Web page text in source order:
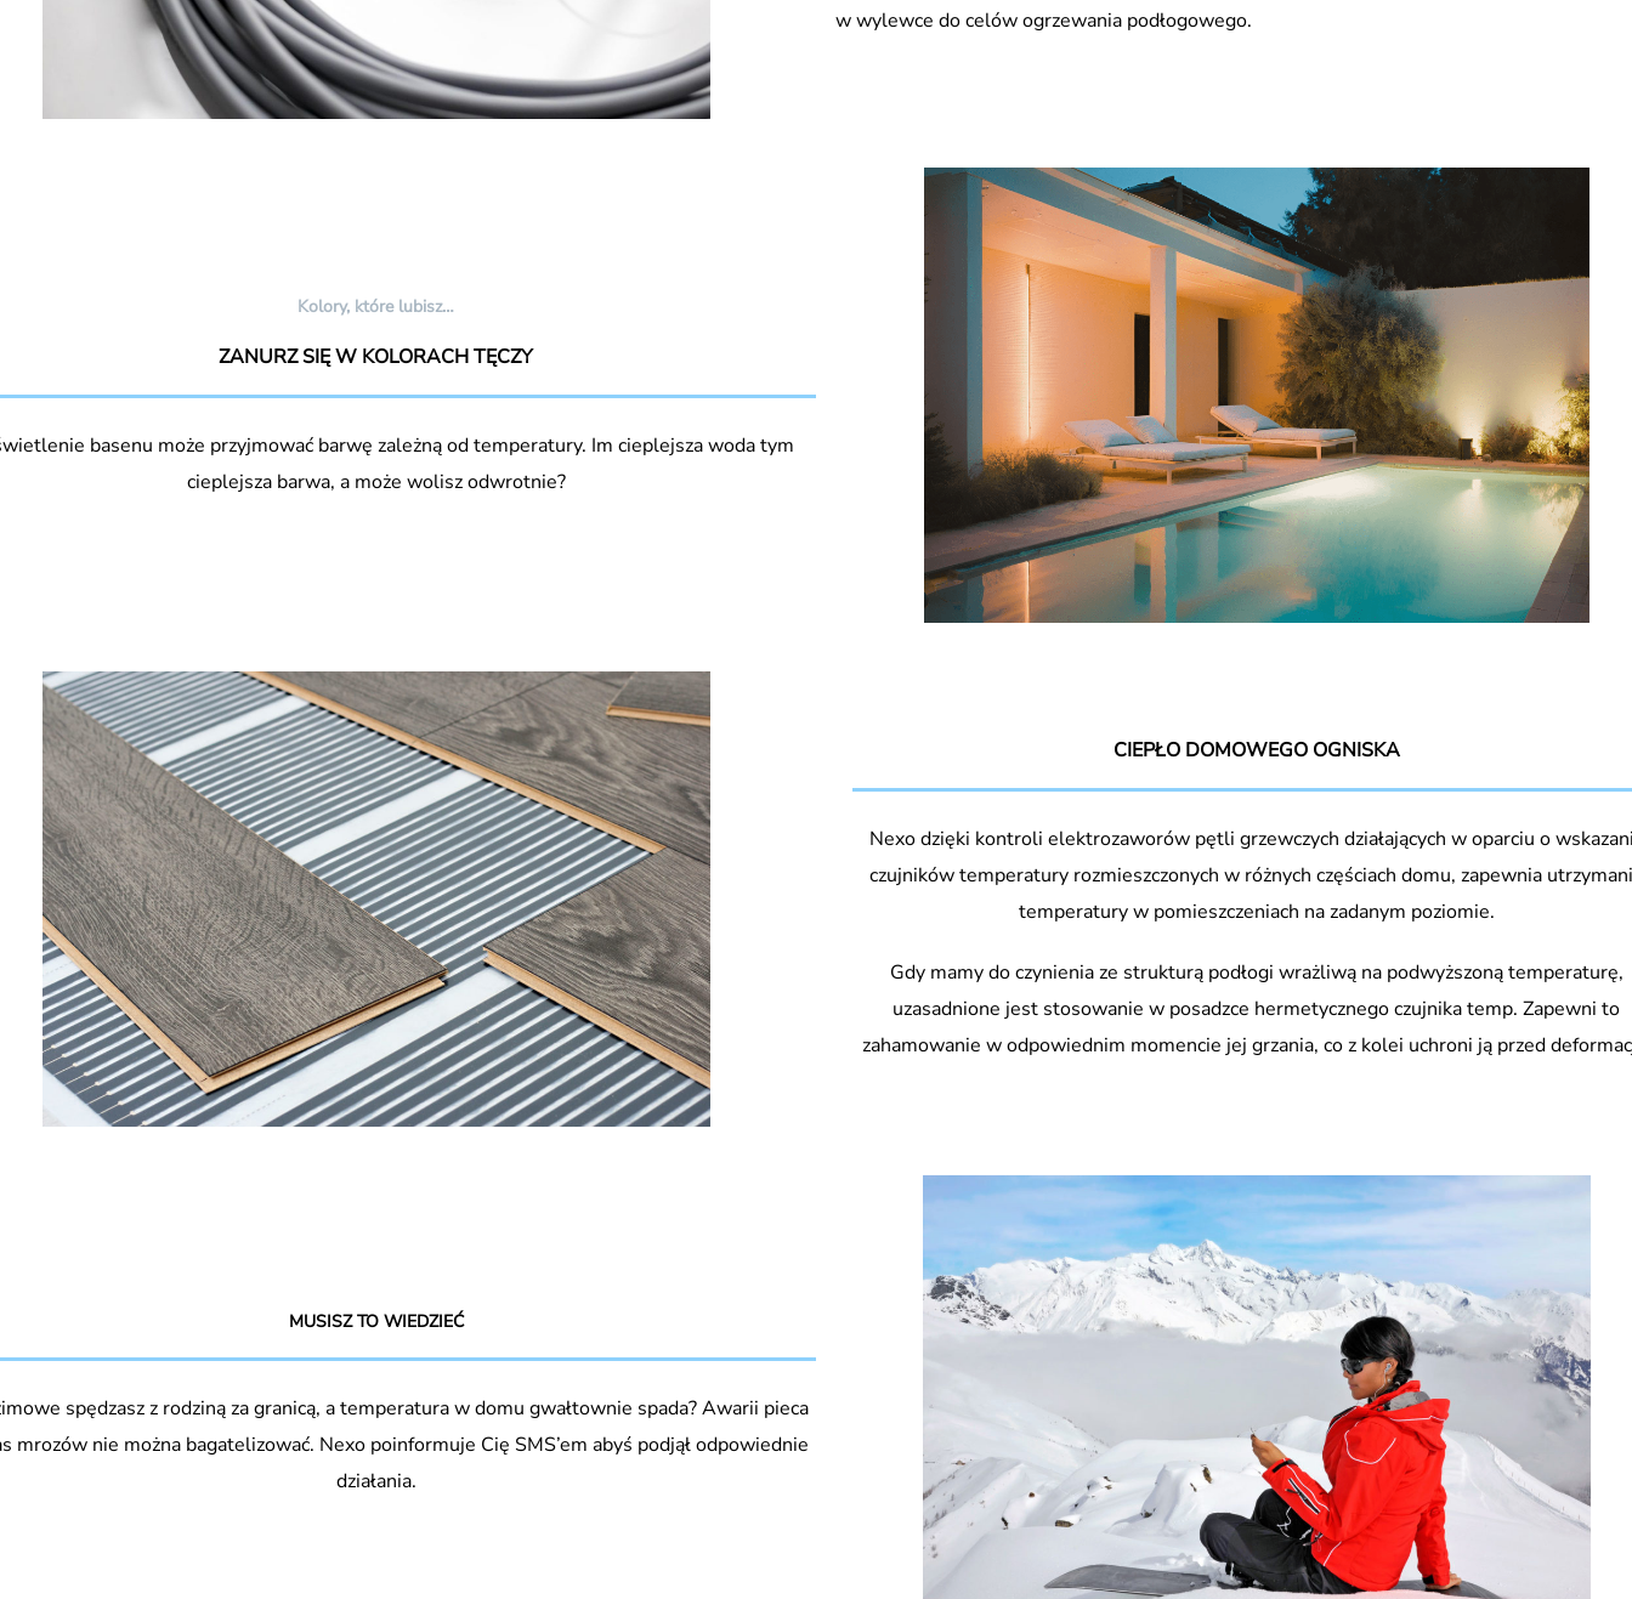
w wylewce do celów ogrzewania podłogowego.
Kolory, które lubisz…
ZANURZ SIĘ W KOLORACH TĘCZY
basenu może przyjmować barwę zależną od temperatury. Im cieplejsza woda tym
cieplejsza barwa, a może wolisz odwrotnie?
CIEPŁO DOMOWEGO OGNISKA
Nexo dzięki kontroli elektrozaworów pętli grzewczych działających w oparciu o
czujników temperatury rozmieszczonych w różnych częściach domu, zapewnia
temperatury w pomieszczeniach na zadanym poziomie.
Gdy mamy do czynienia ze strukturą podłogi wrażliwą na podwyższoną temperaturę,
uzasadnione jest stosowanie w posadzce hermetycznego czujnika temp. Zapewni to
zahamowanie w odpowiednim momencie jej grzania, co z kolei uchroni ją przed
MUSISZ TO WIEDZIEĆ
spędzasz z rodziną za granicą, a temperatura w domu gwałtownie spada? Awarii pieca
mrozów nie można bagatelizować. Nexo poinformuje Cię SMS’em abyś podjął odpowiednie
działania.